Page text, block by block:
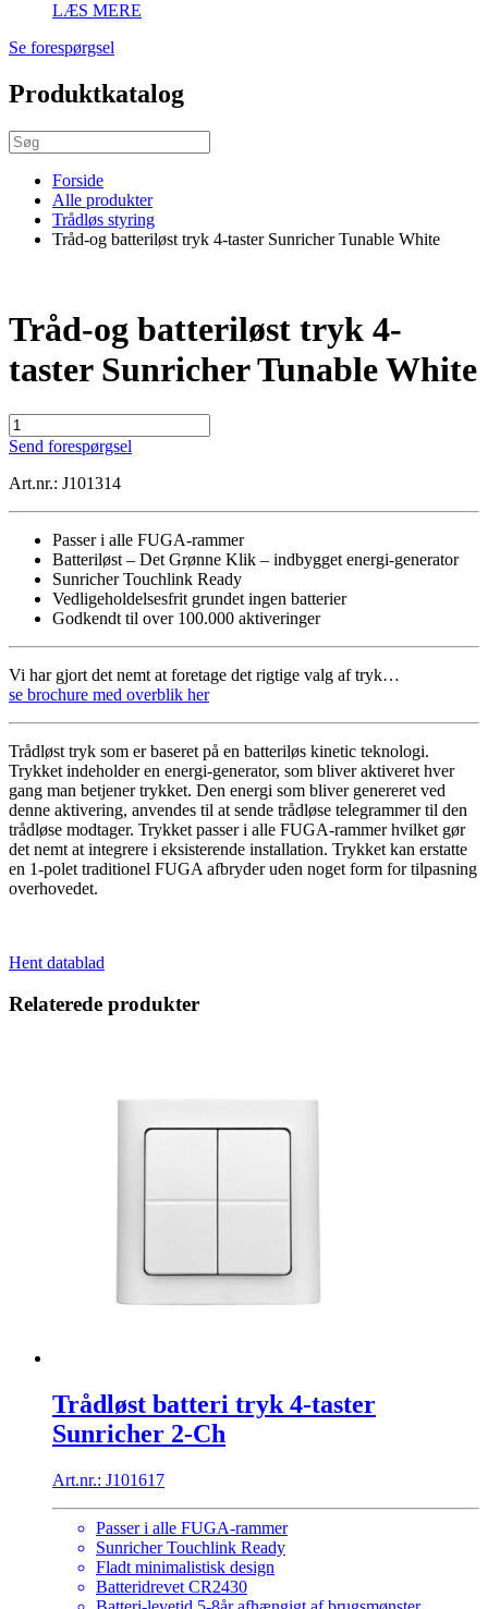
LÆS MERE
Se forespørgsel
Produktkatalog
Forside
Alle produkter
Trådløs styring
Tråd-og batteriløst tryk 4-taster Sunricher Tunable White
Tråd-og batteriløst tryk 4-
taster Sunricher Tunable White
Tråd-
og
tryk
Sunricher
Tunable
White
antal
Send forespørgsel
Art.nr.: J101314
Passer i alle FUGA-rammer
Batteriløst – Det Grønne Klik – indbygget energi-generator
Sunricher Touchlink Ready
Vedligeholdelsesfrit grundet ingen batterier
Godkendt til over 100.000 aktiveringer
Vi har gjort det nemt at foretage det rigtige valg af tryk…
se brochure med overblik her
Trådløst tryk som er baseret på en batteriløs kinetic teknologi.
Trykket indeholder en energi-generator, som bliver aktiveret hver
gang man betjener trykket. Den energi som bliver genereret ved
denne aktivering, anvendes til at sende trådløse telegrammer til den
trådløse modtager. Trykket passer i alle FUGA-rammer hvilket gør
det nemt at integrere i eksisterende installation. Trykket kan erstatte
en 1-polet traditionel FUGA afbryder uden noget form for tilpasning
overhovedet.
Hent datablad
Relaterede produkter
Trådløst batteri tryk 4-taster
Sunricher 2-Ch
Art.nr.: J101617
Passer i alle FUGA-rammer
Sunricher Touchlink Ready
Fladt minimalistisk design
Batteridrevet CR2430